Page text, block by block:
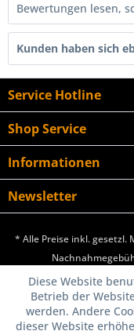
Bewertungen lesen,
Kunden haben sich
Service Hotline
Shop Service
Informationen
Newsletter
* Alle Preise inkl. gesetzl.
Diese Website
Betrieb der
werden. Andere
dieser Website